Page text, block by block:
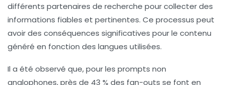
différents partenaires de recherche pour collecter des
informations fiables et pertinentes. Ce processus peut
avoir des conséquences significatives pour le contenu
généré en fonction des langues utilisées.
Il a été observé que, pour les prompts non
anglophones, près de 43 % des fan-outs se font en